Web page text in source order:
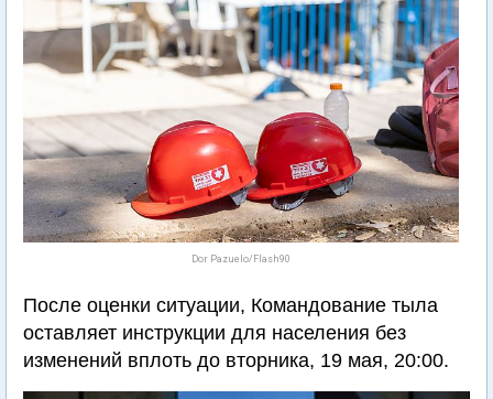
Dor Pazuelo/Flash90
После оценки ситуации, Командование тыла
оставляет инструкции для населения без
изменений вплоть до вторника, 19 мая, 20:00.